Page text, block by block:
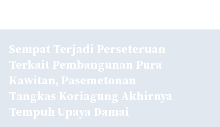
Sempat Terjadi Perseteruan
Terkait Pembangunan Pura
Kawitan, Pasemetonan
Tangkas Koriagung Akhirnya
Tempuh Upaya Damai